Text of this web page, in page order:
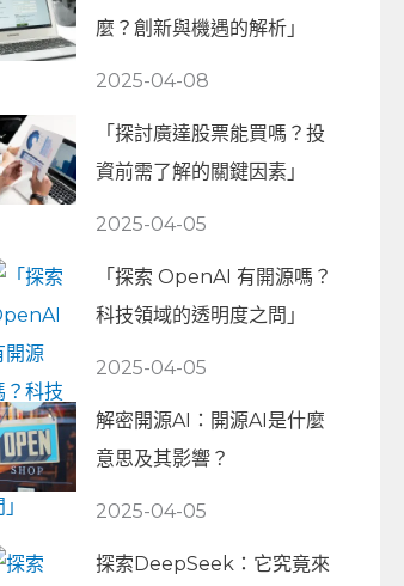
麼？創新與機遇的解析」
2025-04-08
「探討廣達股票能買嗎？投
資前需了解的關鍵因素」
2025-04-05
「探索 OpenAI 有開源嗎？
科技領域的透明度之問」
2025-04-05
解密開源AI：開源AI是什麼
意思及其影響？
2025-04-05
探索DeepSeek：它究竟來